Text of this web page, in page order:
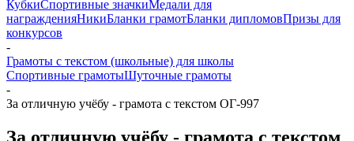
КубкиСпортивные значкиМедали для
награжденияНикиБланки грамотБланки дипломовПризы для
конкурсов
-
Грамоты с текстом (школьные) для школы
Спортивные грамотыШуточные грамоты
-
За отличную учёбу - грамота с текстом ОГ-997
За отличную учёбу - грамота с текстом